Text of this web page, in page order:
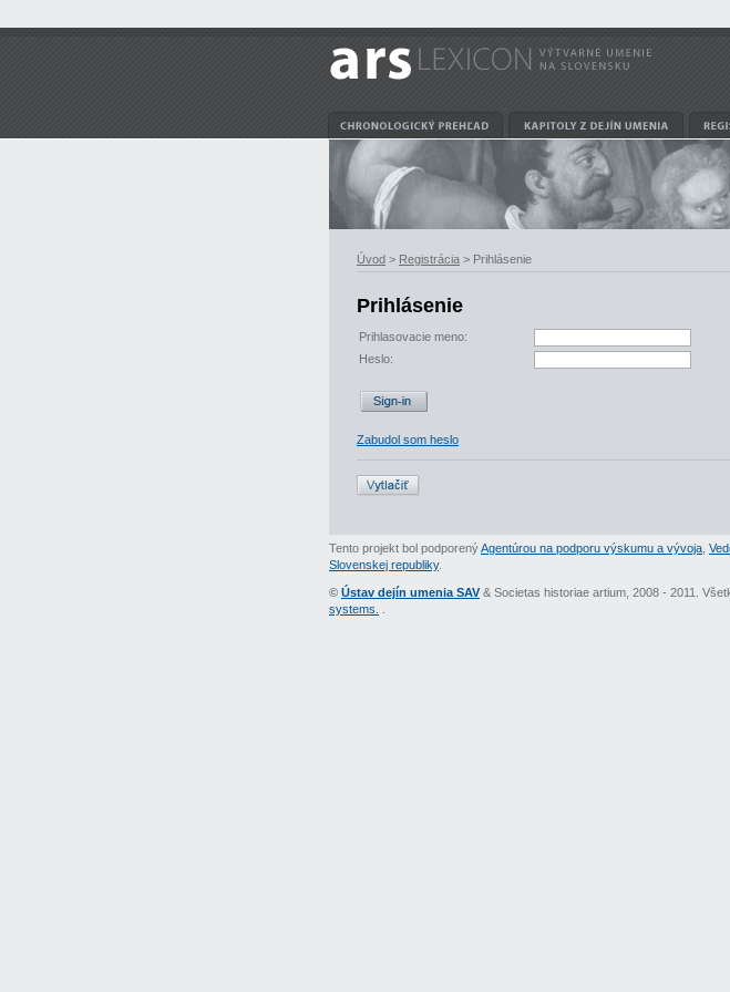
Úvod > Registrácia > Prihlásenie
Prihlásenie
Prihlasovacie meno:
Heslo:
Zabudol som heslo
Tento projekt bol podporenýAgentúrou na podporu výskumu a vývoja
Slovenskej republiky.
© Ústav dejín umenia SAV & Societas historiae artium, 2008 - 2011.
systems.